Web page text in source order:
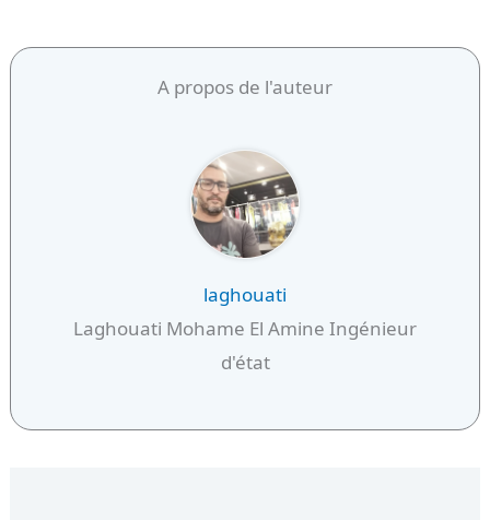
A propos de l'auteur
laghouati
Laghouati Mohame El Amine Ingénieur
d'état